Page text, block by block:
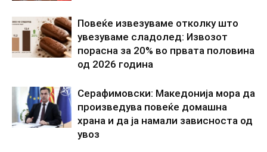
Повеќе извезуваме отколку што
увезуваме сладолед: Извозот
порасна за 20% во првата половина
од 2026 година
Серафимовски: Македонија мора да
произведува повеќе домашна
храна и да ја намали зависноста од
увоз